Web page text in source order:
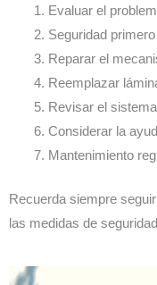
Evaluar el
Seguridad primero
Reparar el
Reemplazar
Revisar el
Considerar la
Mantenimiento
Recuerda siempre
las medidas de